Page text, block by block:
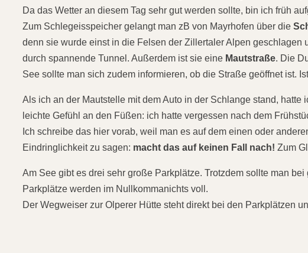
Da das Wetter an diesem Tag sehr gut werden sollte, bin ich früh
Zum Schlegeisspeicher gelangt man zB von Mayrhofen über die
denn sie wurde einst in die Felsen der Zillertaler Alpen
durch spannende Tunnel. Außerdem ist sie eine Mautstraße. Die
See sollte man sich zudem informieren, ob die Straße geöffnet ist.
Als ich an der Mautstelle mit dem Auto in der Schlange stand,
leichte Gefühl an den Füßen: ich hatte vergessen nach dem
Ich schreibe das hier vorab, weil man es auf dem einen oder
Eindringlichkeit zu sagen: macht das auf keinen Fall nach! Zum
Am See gibt es drei sehr große Parkplätze. Trotzdem sollte man
Parkplätze werden im Nullkommanichts voll.
Der Wegweiser zur Olperer Hütte steht direkt bei den Parkplätzen